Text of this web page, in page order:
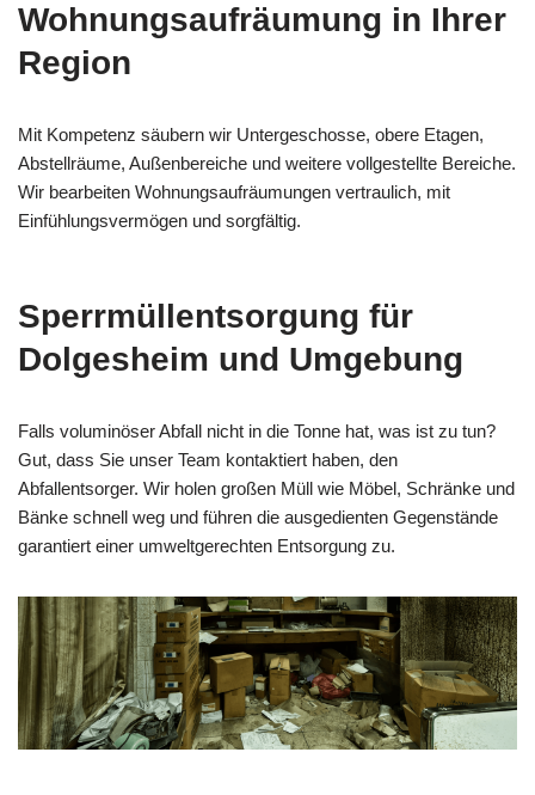
Wohnungsaufräumung in Ihrer
Region
Mit Kompetenz säubern wir Untergeschosse, obere Etagen,
Abstellräume, Außenbereiche und weitere vollgestellte Bereiche.
Wir bearbeiten Wohnungsaufräumungen vertraulich, mit
Einfühlungsvermögen und sorgfältig.
Sperrmüllentsorgung für
Dolgesheim und Umgebung
Falls voluminöser Abfall nicht in die Tonne hat, was ist zu tun?
Gut, dass Sie unser Team kontaktiert haben, den
Abfallentsorger. Wir holen großen Müll wie Möbel, Schränke und
Bänke schnell weg und führen die ausgedienten Gegenstände
garantiert einer umweltgerechten Entsorgung zu.